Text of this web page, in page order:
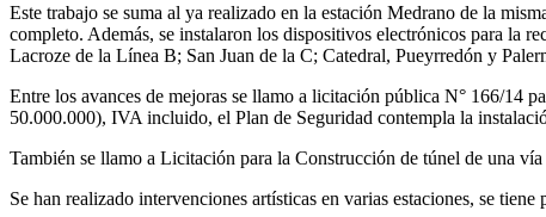
Este trabajo se suma al ya realizado en la estación Medrano de la
completo. Además, se instalaron los dispositivos electrónicos para la
Lacroze de la Línea B; San Juan de la C; Catedral, Pueyrredón y
Entre los avances de mejoras se llamo a licitación pública N° 166/14
50.000.000), IVA incluido, el Plan de Seguridad contempla la
También se llamo a Licitación para la Construcción de túnel de una
Se han realizado intervenciones artísticas en varias estaciones, se